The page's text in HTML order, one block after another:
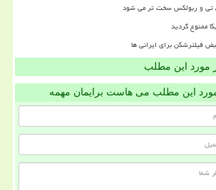
تی و ربولکس سخت تر می شود
ممنوع گردید
فیلترشکن برای ایرانی ها
مورد این مطلب
این مطلب می هاست برایمان مهمه